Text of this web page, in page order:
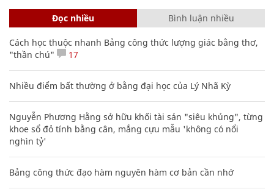
Đọc nhiều Bình luận nhiều
Cách học thuộc nhanh Bảng công thức lượng giác bằng thơ,
"thần chú"
17
Nhiều điểm bất thường ở bằng đại học của Lý Nhã Kỳ
Nguyễn Phương Hằng sở hữu khối tài sản "siêu khủng", từng
khoe sổ đỏ tính bằng cân, mắng cựu mẫu 'không có nổi
nghìn tỷ'
Bảng công thức đạo hàm nguyên hàm cơ bản cần nhớ